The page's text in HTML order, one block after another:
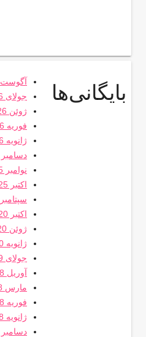
بایگانی‌ها
آگوست 2026
جولای 2026
ژوئن 2026
فوریه 2026
ژانویه 2026
دسامبر 2025
نوامبر 2025
اکتبر 2025
سپتامبر 2025
اکتبر 2020
ژوئن 2020
ژانویه 2020
جولای 2019
آوریل 2018
مارس 2018
فوریه 2018
ژانویه 2018
دسامبر 2017